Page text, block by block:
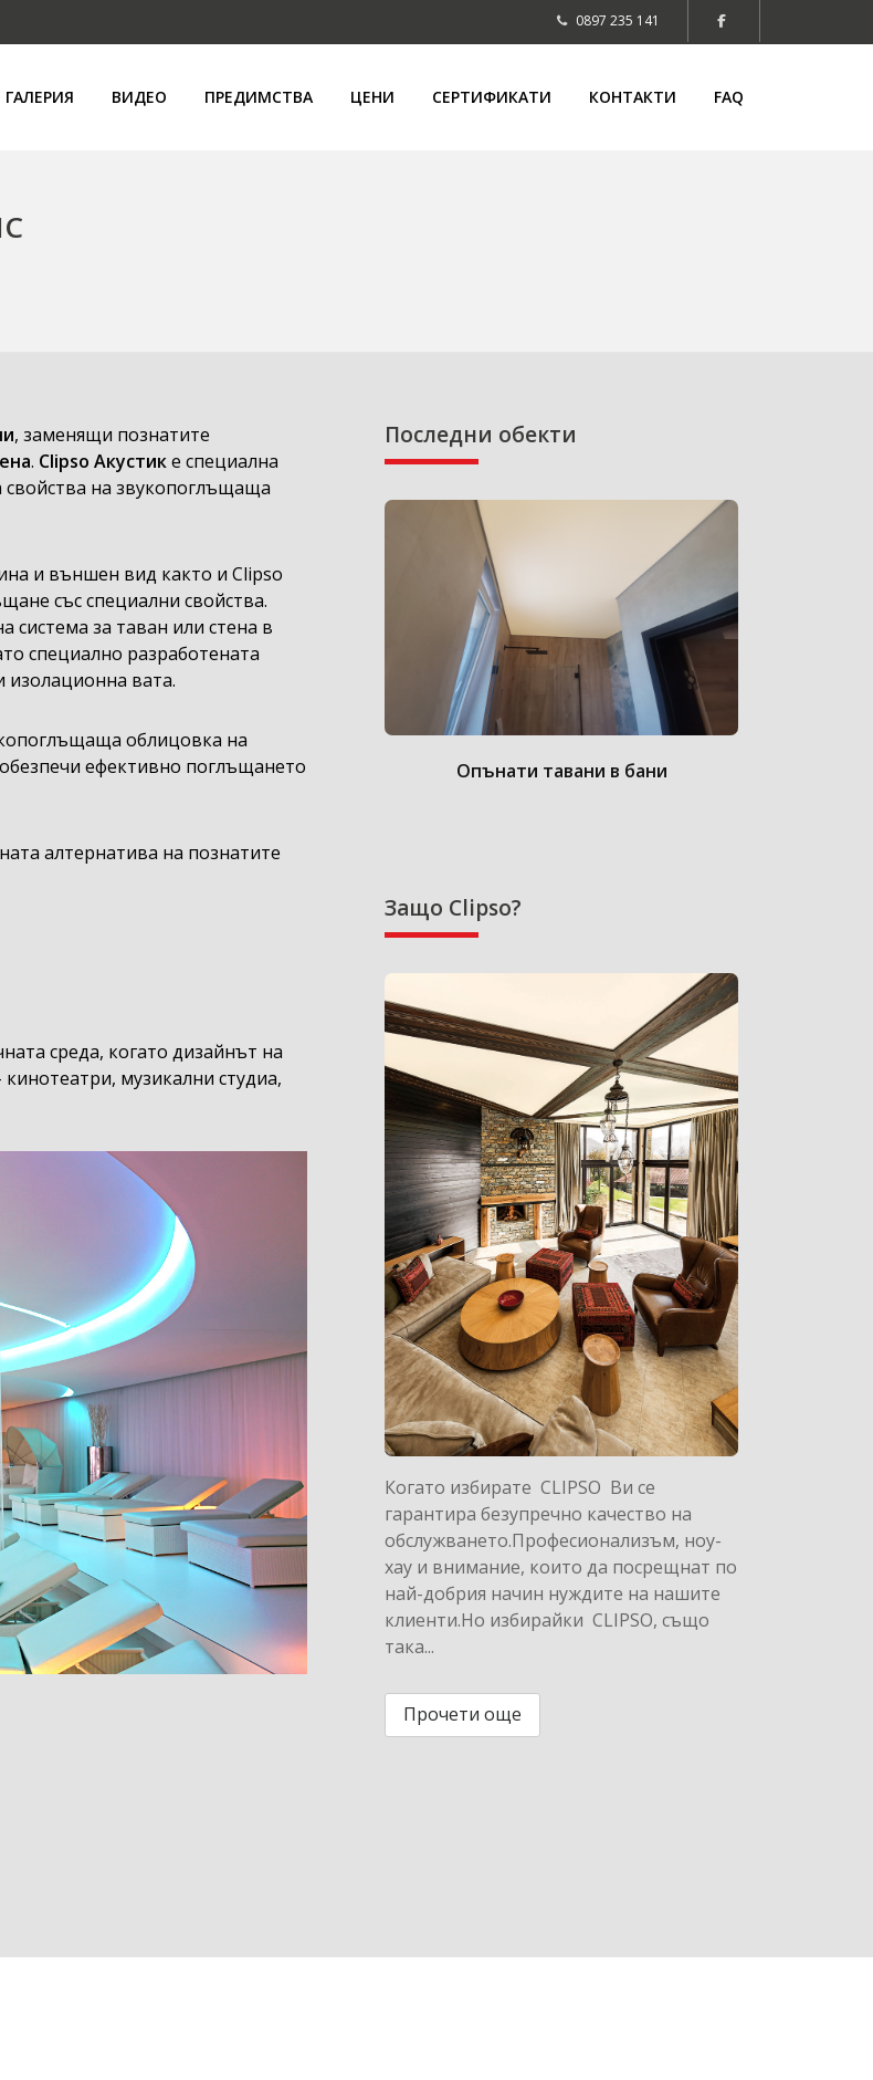
0897 235 141
ГАЛЕРИЯ ВИДЕО ПРЕДИМСТВА ЦЕНИ СЕРТИФИКАТИ КОНТАКТИ FAQ
, заменящи познатите
. Clipso Акустике специална
на звукопоглъщаща
и външен вид както и Clipso
със специални свойства.
за таван или стена в
специално разработената
вата.
облицовка на
ефективно поглъщането
алтернатива на познатите
среда, когато дизайнът на
музикални студиа,
Последни обекти
Опънат таван във Виена бар Девин Опънати тавани в бани
Защо Clipso?
Когато избирате CLIPSO Ви се
гарантира безупречно качество на
обслужването.Професионализъм, ноу-
хау и внимание, които да посрещнат по
най-добрия начин нуждите на нашите
клиенти.Но избирайки CLIPSO, също
така...
Прочети още